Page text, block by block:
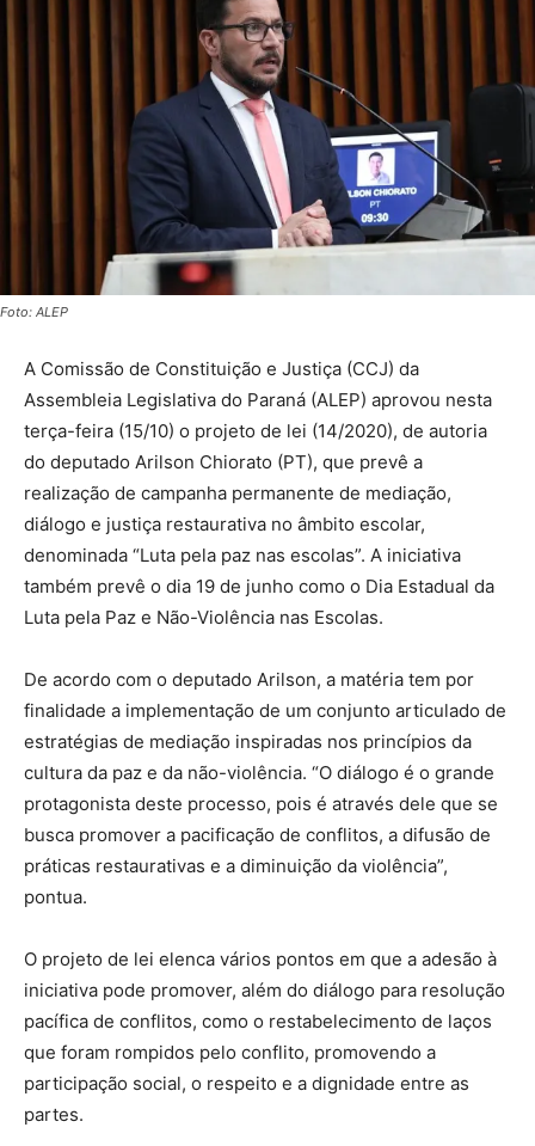
Foto: ALEP
A Comissão de Constituição e Justiça (CCJ) da
Assembleia Legislativa do Paraná (ALEP) aprovou nesta
terça-feira (15/10) o projeto de lei (14/2020), de autoria
do deputado Arilson Chiorato (PT), que prevê a
realização de campanha permanente de mediação,
diálogo e justiça restaurativa no âmbito escolar,
denominada “Luta pela paz nas escolas”. A iniciativa
também prevê o dia 19 de junho como o Dia Estadual da
Luta pela Paz e Não-Violência nas Escolas.
De acordo com o deputado Arilson, a matéria tem por
finalidade a implementação de um conjunto articulado de
estratégias de mediação inspiradas nos princípios da
cultura da paz e da não-violência. “O diálogo é o grande
protagonista deste processo, pois é através dele que se
busca promover a pacificação de conflitos, a difusão de
práticas restaurativas e a diminuição da violência”,
pontua.
O projeto de lei elenca vários pontos em que a adesão à
iniciativa pode promover, além do diálogo para resolução
pacífica de conflitos, como o restabelecimento de laços
que foram rompidos pelo conflito, promovendo a
participação social, o respeito e a dignidade entre as
partes.